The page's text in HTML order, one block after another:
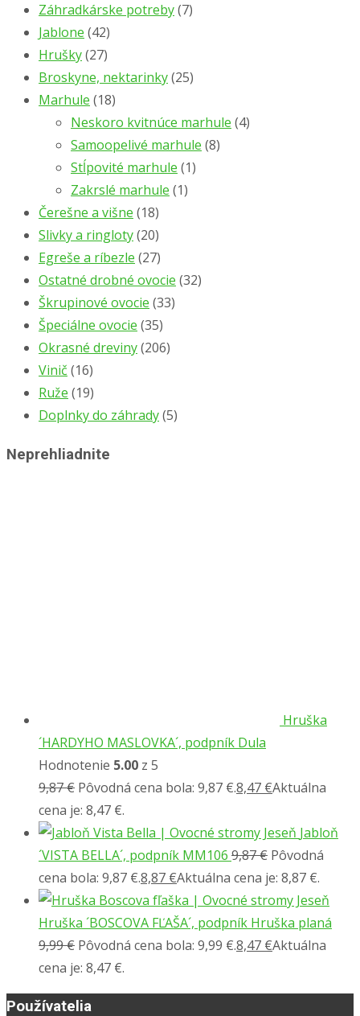
Záhradkárske potreby(7)
Jablone (42)
Hrušky(27)
Broskyne, nektarinky(25)
Marhule (18)
Neskoro kvitnúce marhule (4)
Samoopelivé marhule (8)
Stĺpovité marhule (1)
Zakrslé marhule (1)
Čerešne a višne (18)
Slivky a ringloty(20)
Egreše a ríbezle (27)
Ostatné drobné ovocie (32)
Škrupinové ovocie (33)
Špeciálne ovocie (35)
Okrasné dreviny(206)
Vinič (16)
Ruže (19)
Doplnky do záhrady(5)
Neprehliadnite
Hruška
´HARDYHO MASLOVKA´, podpník Dula
Hodnotenie 5.00 z 5
9,87€ Pôvodná cena bola: 9,87 €.8,47 €Aktuálna
cena je: 8,47 €.
Jabloň
´VISTA BELLA´, podpník MM106 9,87€ Pôvodná
cena bola: 9,87 €.8,87 €Aktuálna cena je: 8,87 €.
Hruška ´BOSCOVA FĽAŠA´, podpník Hruška planá
9,99€ Pôvodná cena bola: 9,99 €.8,47 €Aktuálna
cena je: 8,47 €.
Používatelia